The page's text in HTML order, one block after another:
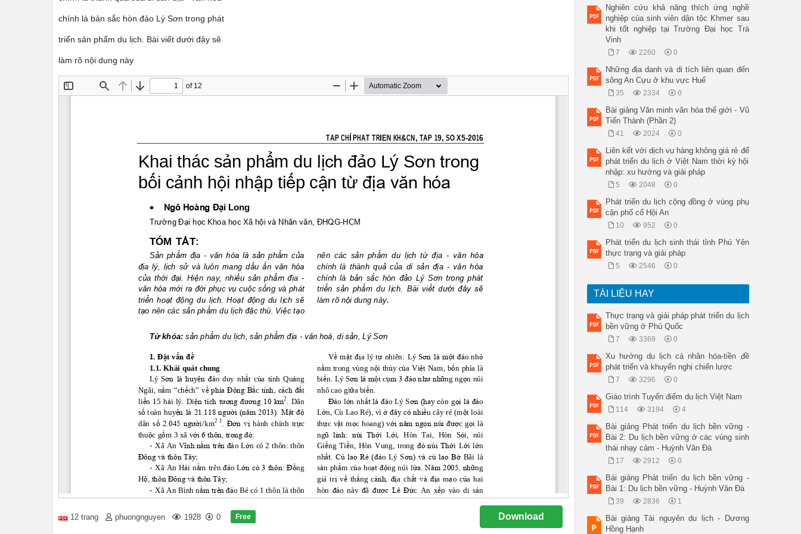
chính là bản sắc hòn đảo Lý Sơn trong phát
triển sản phẩm du lịch. Bài viết dưới đây sẽ
làm rõ nội dung này
12 trang phuongnguyen 1928 0 Free Download
Nghiên cứu khả năng thích ứng nghề
nghiệp của sinh viên dân tộc Khmer sau
khi tốt nghiệp tại Trường Đại học Trà
Vinh
7 2260 0
Những địa danh và di tích liên quan đến
sông An Cựu ở khu vực Huế
35 2334 0
Bài giảng Văn minh văn hóa thế giới - Vũ
Tiến Thành (Phần 2)
41 2024 0
Liên kết với dịch vụ hàng không giá rẻ để
phát triển du lịch ở Việt Nam thời kỳ hội
nhập: xu hướng và giải pháp
5 2048 0
Phát triển du lịch cộng đồng ở vùng phụ
cận phố cổ Hội An
10 952 0
Phát triển du lịch sinh thái tỉnh Phú Yên
thực trạng và giải pháp
5 2546 0
TÀI LIỆU HAY
Thực trạng và giải pháp phát triển du lịch
bền vững ở Phú Quốc
7 3369 0
Xu hướng du lịch cá nhân hóa-tiền đề
phát triển và khuyến nghị chiến lược
7 3296 0
Giáo trình Tuyến điểm du lịch Việt Nam
114 3194 4
Bài giảng Phát triển du lịch bền vững -
Bài 2: Du lịch bền vững ở các vùng sinh
thái nhạy cảm - Huỳnh Văn Đà
17 2912 0
Bài giảng Phát triển du lịch bền vững -
Bài 1: Du lịch bền vững - Huỳnh Văn Đà
39 2836 1
Bài giảng Tài nguyên du lịch - Dương
Hồng Hạnh